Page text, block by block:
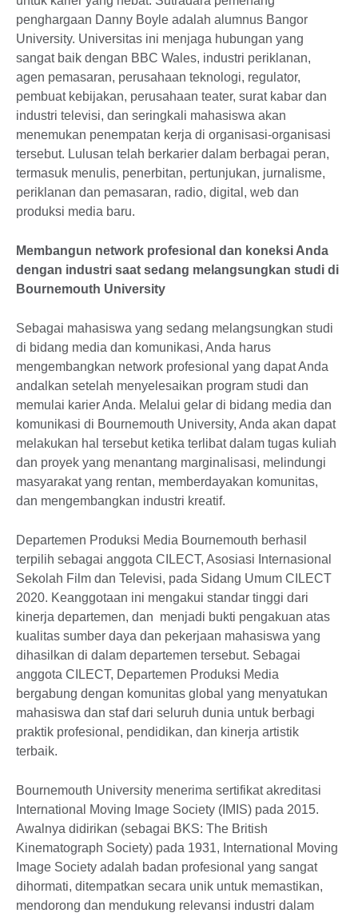
penghargaan Danny Boyle adalah alumnus Bangor
University. Universitas ini menjaga hubungan yang
sangat baik dengan BBC Wales, industri periklanan,
agen pemasaran, perusahaan teknologi, regulator,
pembuat kebijakan, perusahaan teater, surat kabar dan
industri televisi, dan seringkali mahasiswa akan
menemukan penempatan kerja di organisasi-organisasi
tersebut. Lulusan telah berkarier dalam berbagai peran,
termasuk menulis, penerbitan, pertunjukan, jurnalisme,
periklanan dan pemasaran, radio, digital, web dan
produksi media baru.
Membangun network profesional dan koneksi Anda
dengan industri saat sedang melangsungkan studi di
Bournemouth University
Sebagai mahasiswa yang sedang melangsungkan studi
di bidang media dan komunikasi, Anda harus
mengembangkan network profesional yang dapat Anda
andalkan setelah menyelesaikan program studi dan
memulai karier Anda. Melalui gelar di bidang media dan
komunikasi di Bournemouth University, Anda akan dapat
melakukan hal tersebut ketika terlibat dalam tugas kuliah
dan proyek yang menantang marginalisasi, melindungi
masyarakat yang rentan, memberdayakan komunitas,
dan mengembangkan industri kreatif.
Departemen Produksi Media Bournemouth berhasil
terpilih sebagai anggota CILECT, Asosiasi Internasional
Sekolah Film dan Televisi, pada Sidang Umum CILECT
2020. Keanggotaan ini mengakui standar tinggi dari
kinerja departemen, dan menjadi bukti pengakuan atas
kualitas sumber daya dan pekerjaan mahasiswa yang
dihasilkan di dalam departemen tersebut. Sebagai
anggota CILECT, Departemen Produksi Media
bergabung dengan komunitas global yang menyatukan
mahasiswa dan staf dari seluruh dunia untuk berbagi
praktik profesional, pendidikan, dan kinerja artistik
terbaik.
Bournemouth University menerima sertifikat akreditasi
International Moving Image Society (IMIS) pada 2015.
Awalnya didirikan (sebagai BKS: The British
Kinematograph Society) pada 1931, International Moving
Image Society adalah badan profesional yang sangat
dihormati, ditempatkan secara unik untuk memastikan,
mendorong dan mendukung relevansi industri dalam